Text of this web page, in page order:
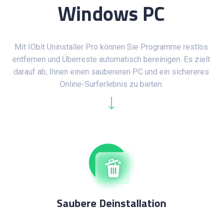
Windows PC
Mit IObit Uninstaller Pro können Sie Programme restlos
entfernen und Überreste automatisch bereinigen. Es zielt
darauf ab, Ihnen einen saubereren PC und ein sichereres
Online-Surferlebnis zu bieten.
Saubere Deinstallation